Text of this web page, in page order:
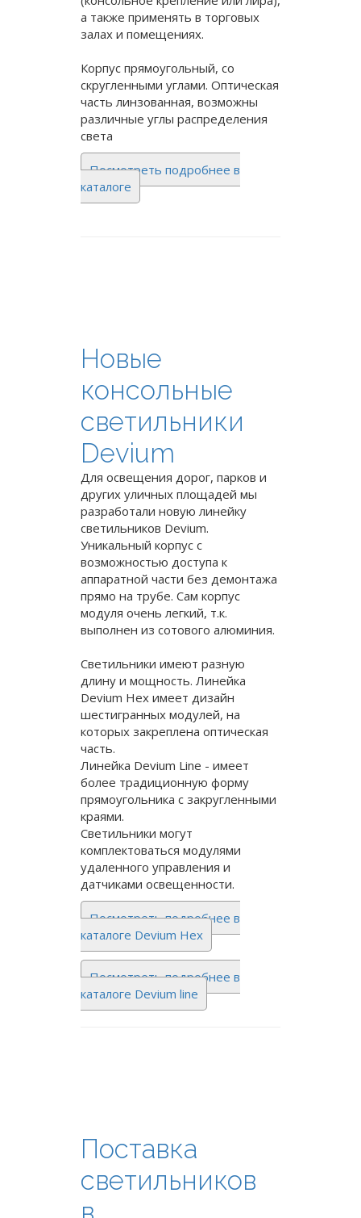
а также применять в торговых
залах и помещениях.
Корпус прямоугольный, со
скругленными углами. Оптическая
часть линзованная, возможны
различные углы распределения
света
Посмотреть подробнее в
каталоге
Новые
консольные
светильники
Devium
Для освещения дорог, парков и
других уличных площадей мы
разработали новую линейку
светильников Devium.
Уникальный корпус с
возможностью доступа к
аппаратной части без демонтажа
прямо на трубе. Сам корпус
модуля очень легкий, т.к.
выполнен из сотового алюминия.
Светильники имеют разную
длину и мощность. Линейка
Devium Hex имеет дизайн
шестигранных модулей, на
которых закреплена оптическая
часть.
Линейка Devium Line - имеет
более традиционную форму
прямоугольника с закругленными
краями.
Светильники могут
комплектоваться модулями
удаленного управления и
датчиками освещенности.
Посмотреть подробнее в
каталоге Devium Hex
Посмотреть подробнее в
каталоге Devium line
Поставка
светильников